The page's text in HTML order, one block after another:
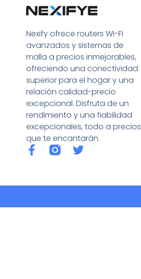
Nexify ofrece routers Wi-Fi
avanzados y sistemas de
malla a precios inmejorables,
ofreciendo una conectividad
superior para el hogar y una
relación calidad-precio
excepcional. Disfruta de un
rendimiento y una fiabilidad
excepcionales, todo a precios
que te encantarán.